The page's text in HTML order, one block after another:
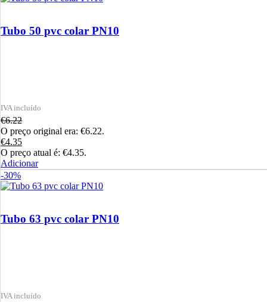
Tubo 50 pvc colar PN10
€6.22
O preço original era: €6.22.
€4.35
O preço atual é: €4.35.
Adicionar
-30%
Tubo 63 pvc colar PN10